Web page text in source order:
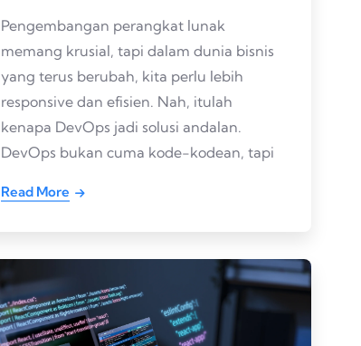
Pengembangan perangkat lunak
memang krusial, tapi dalam dunia bisnis
yang terus berubah, kita perlu lebih
responsive dan efisien. Nah, itulah
kenapa DevOps jadi solusi andalan.
DevOps bukan cuma kode-kodean, tapi
Read More